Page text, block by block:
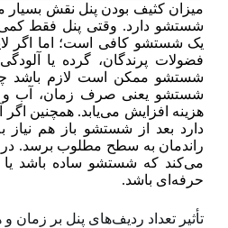
میزان کثیف بودن پنل نقش
شستشو دارد. وقتی پنل فقط
یک شستشو کافی است؛ اما اگر
فضولات پرندگان، گرده یا
شستشو ممکن است لازم باشد
شستشو یعنی صرف زمان، آب و
هزینه افزایش می‌یابد. همچنین اگر
دارد بعد از شستشو باز هم نیاز
راندمان به سطح مطلوب برسد. در
می‌کند که شستشو ساده باشد یا
حرفه‌ای باشد.
تأثیر تعداد ردیف‌های پنل بر زمان